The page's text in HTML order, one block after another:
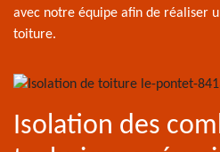
avec notre équipe afin de réaliser
toiture.
Isolation des